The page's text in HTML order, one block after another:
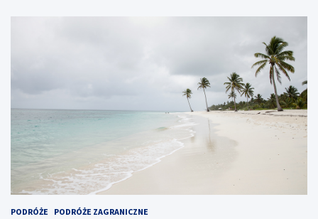
PODRÓŻE PODRÓŻE ZAGRANICZNE